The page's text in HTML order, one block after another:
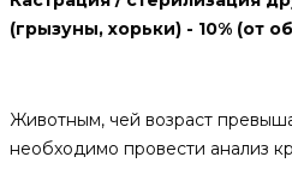
(грызуны, хорьки) - 10% (от
Животным, чей возраст
необходимо провести анализ